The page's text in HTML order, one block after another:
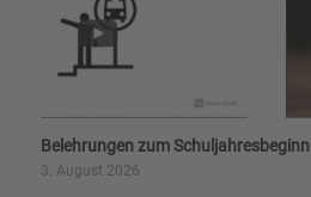
Belehrungen zum Schuljahresbeginn
3. August 2026